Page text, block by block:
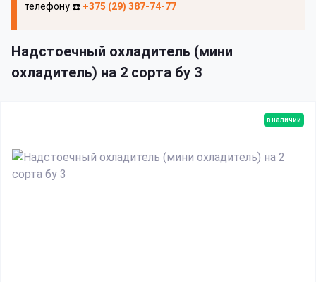
телефону ☎️ +375 (29) 387-74-77
Надстоечный охладитель (мини
охладитель) на 2 сорта бу 3
в наличии